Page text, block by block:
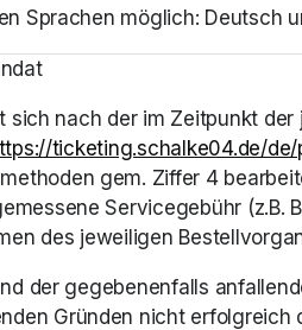
Sprachen möglich: Deutsch
sich nach der im Zeitpunkt
ticketing.schalke04.de/
gem. Ziffer 4
Servicegebühr
des jeweiligen
der gegebenenfalls
Gründen nicht